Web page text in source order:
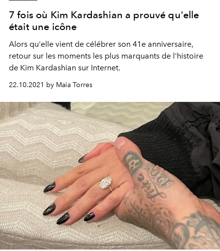
7 fois où Kim Kardashian a prouvé qu'elle
était une icône
Alors qu'elle vient de célébrer son 41e anniversaire,
retour sur les moments les plus marquants de l'histoire
de Kim Kardashian sur Internet.
22.10.2021 by Maia Torres